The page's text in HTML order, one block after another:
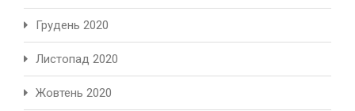
Грудень 2020
Листопад 2020
Жовтень 2020